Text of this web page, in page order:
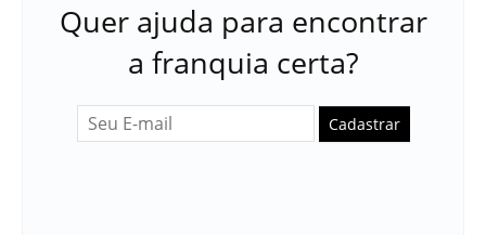
Quer ajuda para encontrar
a franquia certa?
Cadastrar